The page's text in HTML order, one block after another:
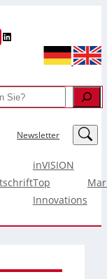
LinkedIn
Newsletter LinkedIn
inVISION
Top
Innovations